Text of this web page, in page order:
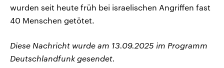
wurden seit heute früh bei israelischen Angriffen fast
40 Menschen getötet.
Diese Nachricht wurde am 13.09.2025 im Programm
Deutschlandfunk gesendet.